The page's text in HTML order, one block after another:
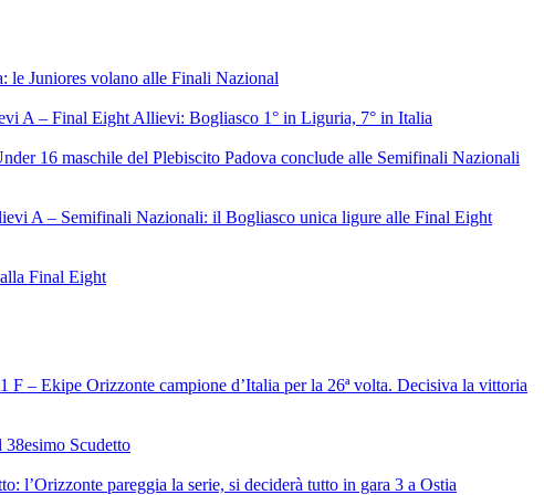
le Juniores volano alle Finali Nazional
A – Final Eight Allievi: Bogliasco 1° in Liguria, 7° in Italia
16 maschile del Plebiscito Padova conclude alle Semifinali Nazionali
A – Semifinali Nazionali: il Bogliasco unica ligure alle Final Eight
Final Eight
F – Ekipe Orizzonte campione d’Italia per la 26ª volta. Decisiva la vittoria
Scudetto
l’Orizzonte pareggia la serie, si deciderà tutto in gara 3 a Ostia